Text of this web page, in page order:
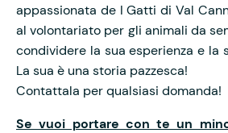
appassionata de I Gatti di Val
al volontariato per gli animali da
condividere la sua esperienza e la
La sua è una storia pazzesca!
Contattala per qualsiasi domanda!
Se vuoi portare con te un